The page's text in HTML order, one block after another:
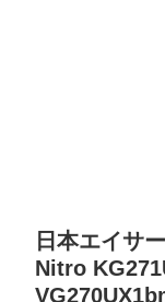
日本エイサ
Nitro